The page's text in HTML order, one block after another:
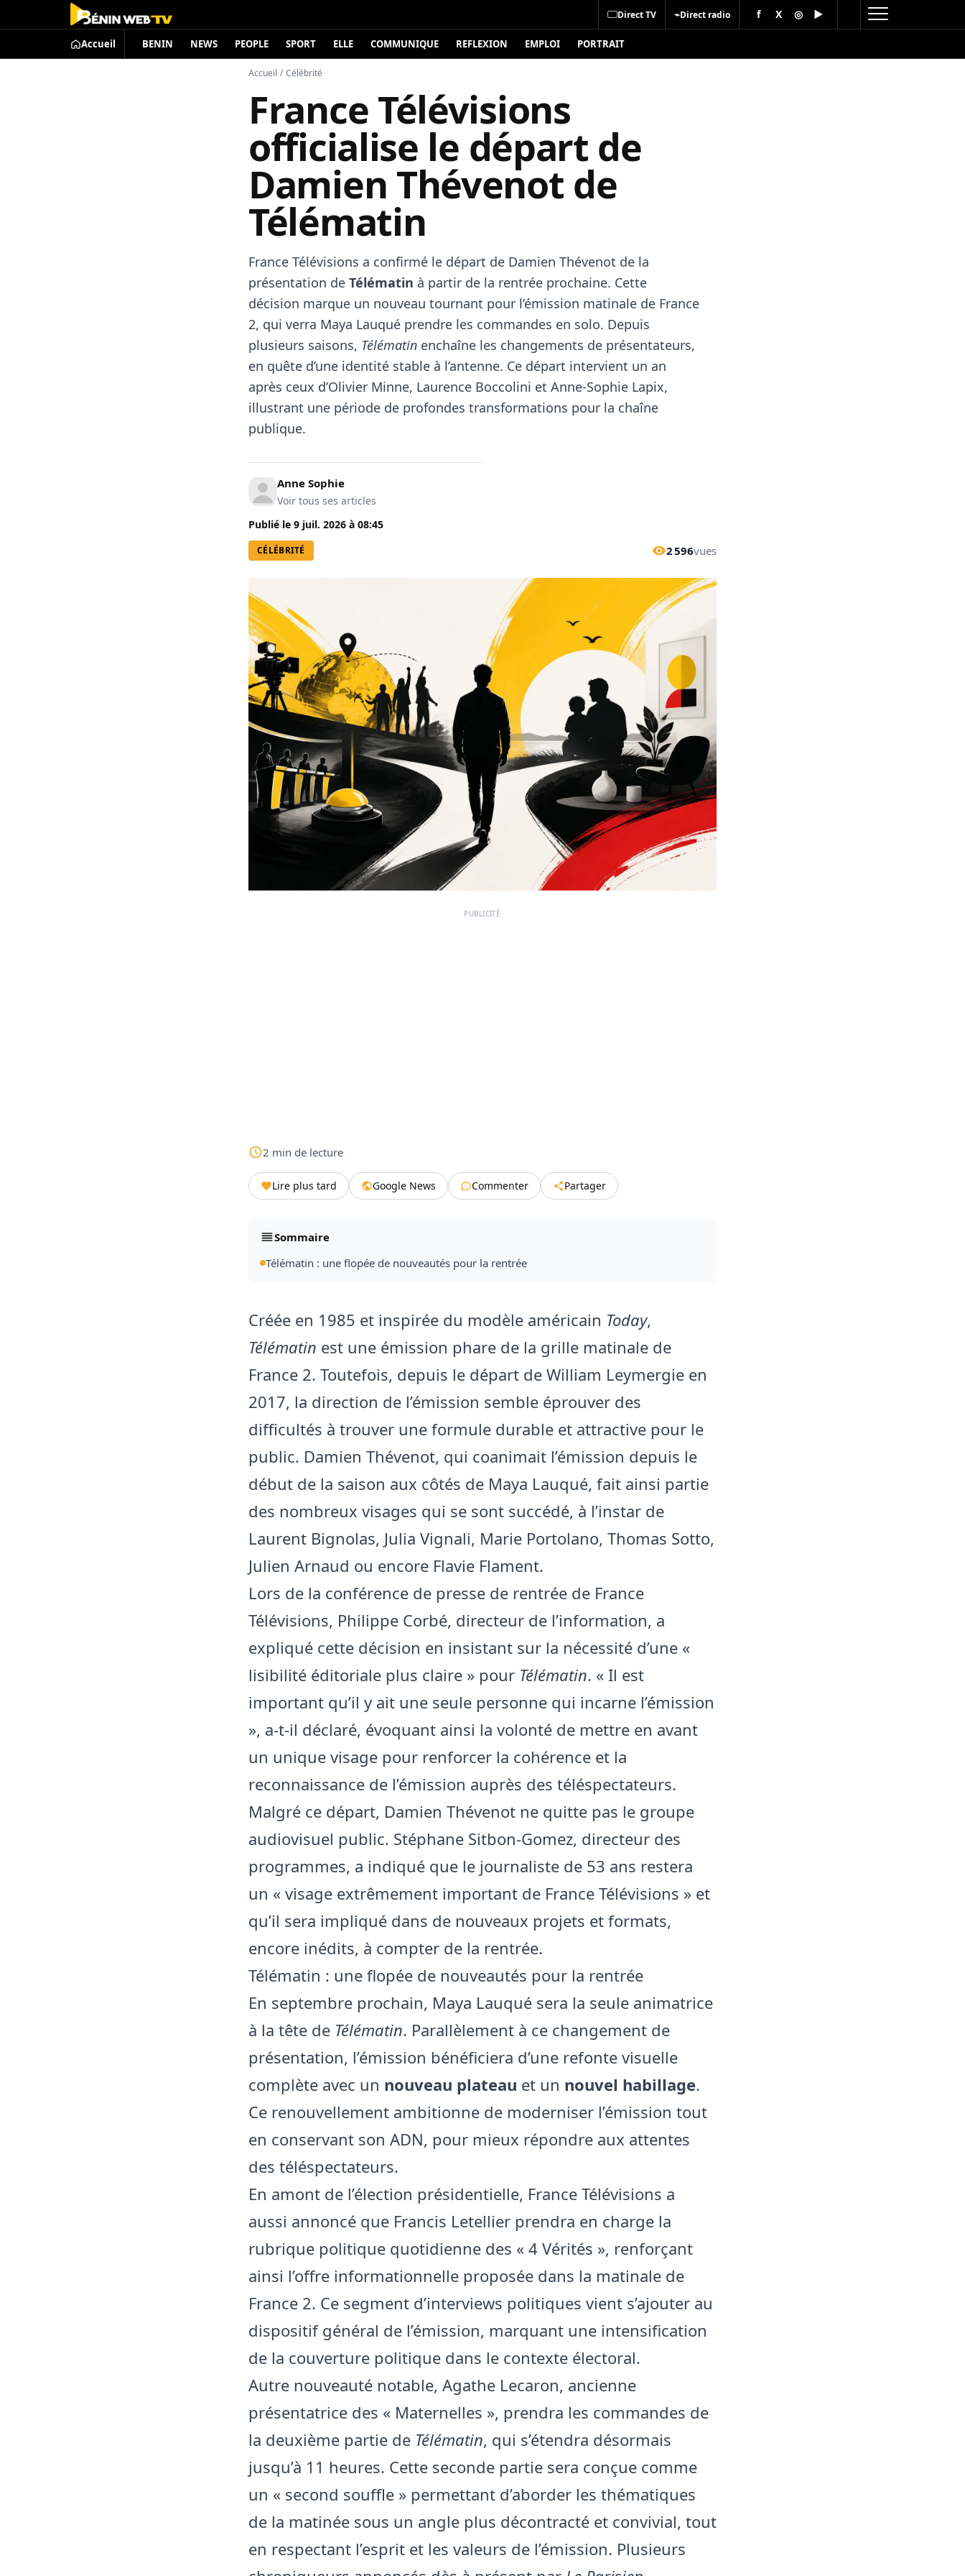
Direct TV ⌁Direct radio f X ◎ ▶
Accueil BENIN NEWS PEOPLE SPORT ELLE COMMUNIQUE REFLEXION EMPLOI PORTRAIT
Accueil / Célébrité
France Télévisions
officialise le départ de
Damien Thévenot de
Télématin
France Télévisions a confirmé le départ de Damien Thévenot de la
présentation de Télématin à partir de la rentrée prochaine. Cette
décision marque un nouveau tournant pour l’émission matinale de France
2, qui verra Maya Lauqué prendre les commandes en solo. Depuis
plusieurs saisons, Télématin enchaîne les changements de présentateurs,
en quête d’une identité stable à l’antenne. Ce départ intervient un an
après ceux d’Olivier Minne, Laurence Boccolini et Anne-Sophie Lapix,
illustrant une période de profondes transformations pour la chaîne
publique.
Anne Sophie
Voir tous ses articles
Publié le 9 juil. 2026 à 08:45
CÉLÉBRITÉ 2 596vues
PUBLICITÉ
2 min de lecture
Lire plus tard Google News Commenter Partager
Sommaire
Télématin : une flopée de nouveautés pour la rentrée
Créée en 1985 et inspirée du modèle américain Today,
Télématin est une émission phare de la grille matinale de
France 2. Toutefois, depuis le départ de William Leymergie en
2017, la direction de l’émission semble éprouver des
difficultés à trouver une formule durable et attractive pour le
public. Damien Thévenot, qui coanimait l’émission depuis le
début de la saison aux côtés de Maya Lauqué, fait ainsi partie
des nombreux visages qui se sont succédé, à l’instar de
Laurent Bignolas, Julia Vignali, Marie Portolano, Thomas Sotto,
Julien Arnaud ou encore Flavie Flament.
Lors de la conférence de presse de rentrée de France
Télévisions, Philippe Corbé, directeur de l’information, a
expliqué cette décision en insistant sur la nécessité d’une «
lisibilité éditoriale plus claire » pour Télématin. « Il est
important qu’il y ait une seule personne qui incarne l’émission
», a-t-il déclaré, évoquant ainsi la volonté de mettre en avant
un unique visage pour renforcer la cohérence et la
reconnaissance de l’émission auprès des téléspectateurs.
Malgré ce départ, Damien Thévenot ne quitte pas le groupe
audiovisuel public. Stéphane Sitbon-Gomez, directeur des
programmes, a indiqué que le journaliste de 53 ans restera
un « visage extrêmement important de France Télévisions » et
qu’il sera impliqué dans de nouveaux projets et formats,
encore inédits, à compter de la rentrée.
Télématin : une flopée de nouveautés pour la rentrée
En septembre prochain, Maya Lauqué sera la seule animatrice
à la tête de Télématin. Parallèlement à ce changement de
présentation, l’émission bénéficiera d’une refonte visuelle
complète avec un nouveau plateau et un nouvel habillage.
Ce renouvellement ambitionne de moderniser l’émission tout
en conservant son ADN, pour mieux répondre aux attentes
des téléspectateurs.
En amont de l’élection présidentielle, France Télévisions a
aussi annoncé que Francis Letellier prendra en charge la
rubrique politique quotidienne des « 4 Vérités », renforçant
ainsi l’offre informationnelle proposée dans la matinale de
France 2. Ce segment d’interviews politiques vient s’ajouter au
dispositif général de l’émission, marquant une intensification
de la couverture politique dans le contexte électoral.
Autre nouveauté notable, Agathe Lecaron, ancienne
présentatrice des « Maternelles », prendra les commandes de
la deuxième partie de Télématin, qui s’étendra désormais
jusqu’à 11 heures. Cette seconde partie sera conçue comme
un « second souffle » permettant d’aborder les thématiques
de la matinée sous un angle plus décontracté et convivial, tout
en respectant l’esprit et les valeurs de l’émission. Plusieurs